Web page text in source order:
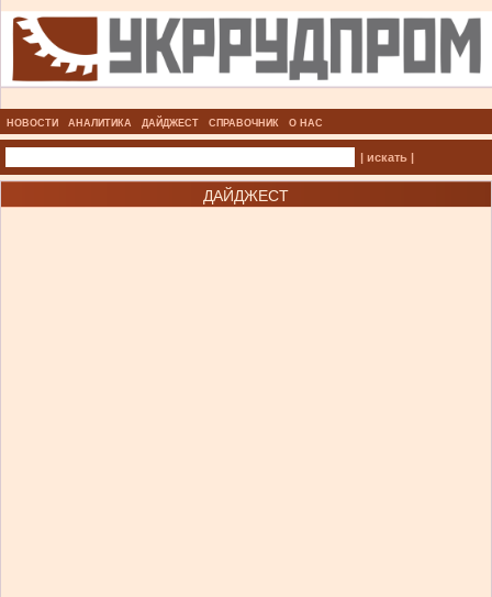
НОВОСТИ АНАЛИТИКА ДАЙДЖЕСТ СПРАВОЧНИК О НАС
| искать |
ДАЙДЖЕСТ